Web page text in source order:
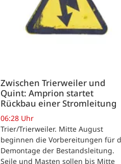
Zwischen Trierweiler und
Quint: Amprion startet
Rückbau einer Stromleitung
06:28 Uhr
Trier/Trierweiler. Mitte August
beginnen die Vorbereitungen für
Demontage der Bestandsleitung.
Seile und Masten sollen bis Mitte